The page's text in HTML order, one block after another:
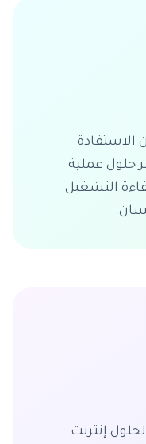
الاستفادة
حلول عملية
التشغيل
إنترنت